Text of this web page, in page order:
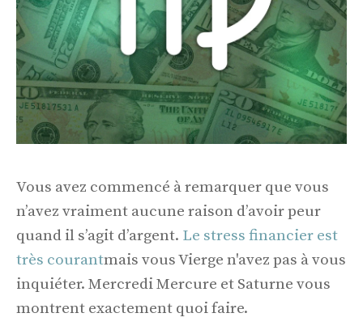
Vous avez commencé à remarquer que vous
n’avez vraiment aucune raison d’avoir peur
quand il s’agit d’argent. Le stress financier est
très courantmais vous Vierge n'avez pas à vous
inquiéter. Mercredi Mercure et Saturne vous
montrent exactement quoi faire.